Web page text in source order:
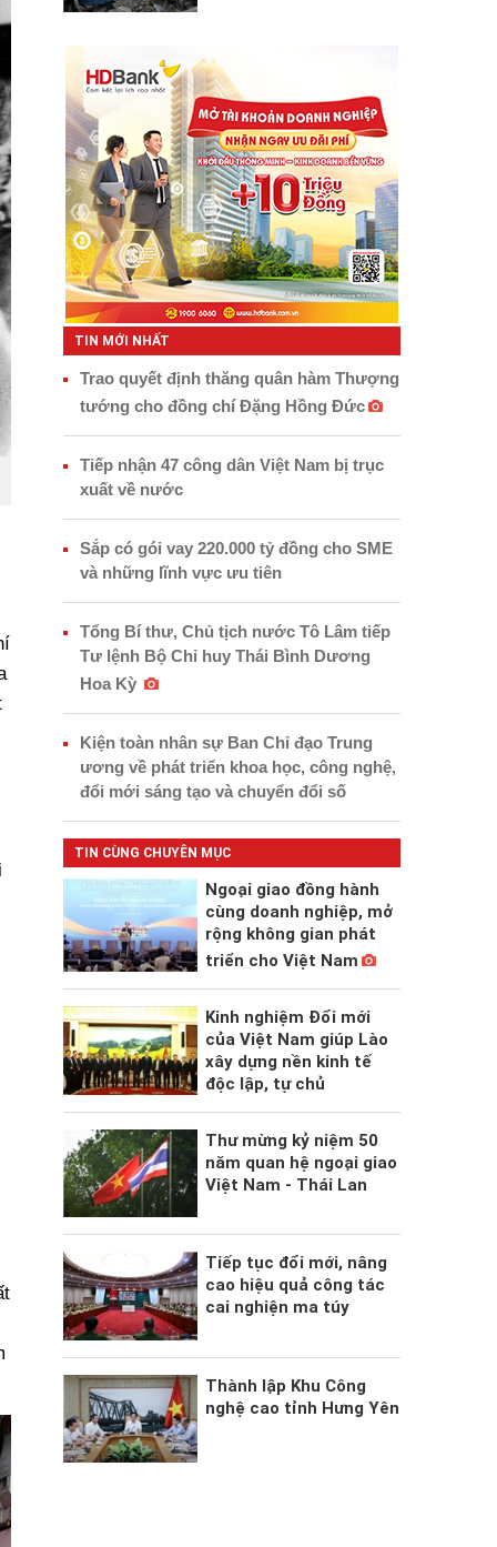
TIN MỚI NHẤT
Trao quyết định thăng quân hàm Thượng
tướng cho đồng chí Đặng Hồng Đức
Tiếp nhận 47 công dân Việt Nam bị trục
xuất về nước
Sắp có gói vay 220.000 tỷ đồng cho SME
và những lĩnh vực ưu tiên
Tổng Bí thư, Chủ tịch nước Tô Lâm tiếp
Tư lệnh Bộ Chỉ huy Thái Bình Dương
Hoa Kỳ
Kiện toàn nhân sự Ban Chỉ đạo Trung
ương về phát triển khoa học, công nghệ,
đổi mới sáng tạo và chuyển đổi số
TIN CÙNG CHUYÊN MỤC
Ngoại giao đồng hành
cùng doanh nghiệp, mở
rộng không gian phát
triển cho Việt Nam
Kinh nghiệm Đổi mới
của Việt Nam giúp Lào
xây dựng nền kinh tế
độc lập, tự chủ
Thư mừng kỷ niệm 50
năm quan hệ ngoại giao
Việt Nam - Thái Lan
Tiếp tục đổi mới, nâng
cao hiệu quả công tác
cai nghiện ma túy
Thành lập Khu Công
nghệ cao tỉnh Hưng Yên